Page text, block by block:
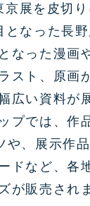
京展を皮切
となった長野
なった漫画
スト、原画
広い資料が
プでは、作
や、展示作
ドなど、各
が販売され